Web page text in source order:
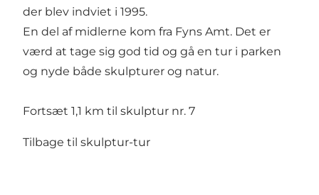
der blev indviet i 1995.
En del af midlerne kom fra Fyns Amt. Det er
værd at tage sig god tid og gå en tur i parken
og nyde både skulpturer og natur.
Fortsæt 1,1 km til skulptur nr. 7
Tilbage til skulptur-tur